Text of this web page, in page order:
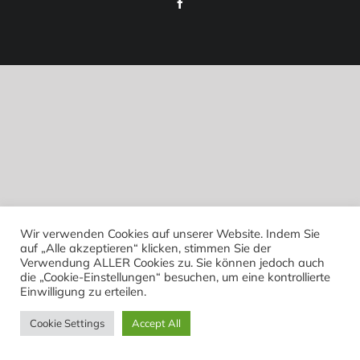
Wir verwenden Cookies auf unserer Website. Indem Sie
auf „Alle akzeptieren“ klicken, stimmen Sie der
Verwendung ALLER Cookies zu. Sie können jedoch auch
die „Cookie-Einstellungen“ besuchen, um eine kontrollierte
Einwilligung zu erteilen.
Cookie Settings Accept All